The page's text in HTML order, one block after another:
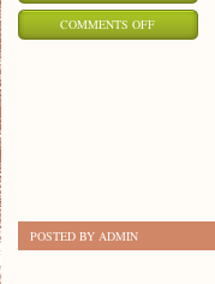
COMMENTS OFFON
POSTED BY ADMIN